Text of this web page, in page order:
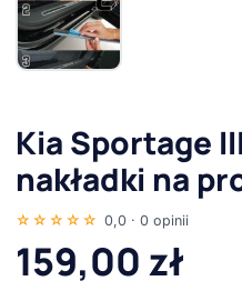
Kia Sportage
nakładki na
☆☆☆☆☆ 0,0 · 0 opinii
159,00zł